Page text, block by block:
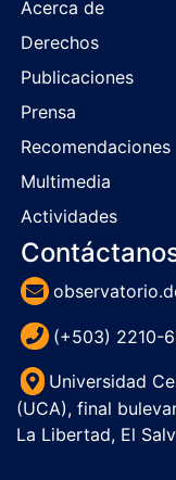
Acerca de
Derechos
Publicaciones
Prensa
Recomendaciones
Multimedia
Actividades
(+503) 2210-
Universidad
(UCA), final
La